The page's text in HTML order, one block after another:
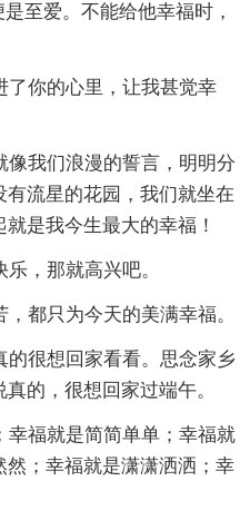
至爱。不能给他幸福时，
了你的心里，让我甚觉幸
像我们浪漫的誓言，明明分
流星的花园，我们就坐在
是我今生最大的幸福！
，那就高兴吧。
都只为今天的美满幸福。
的很想回家看看。思念家乡
的，很想回家过端午。
幸福就是简简单单；幸福就
；幸福就是潇潇洒洒；幸